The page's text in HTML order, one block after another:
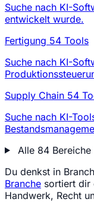
Suche nach KI-
entwickelt wurde.
Fertigung 54 Tools
Suche nach KI-
Supply Chain 54
Suche nach KI-
Alle 84
Du denkst in
Branche sortiert dir
Handwerk, Recht